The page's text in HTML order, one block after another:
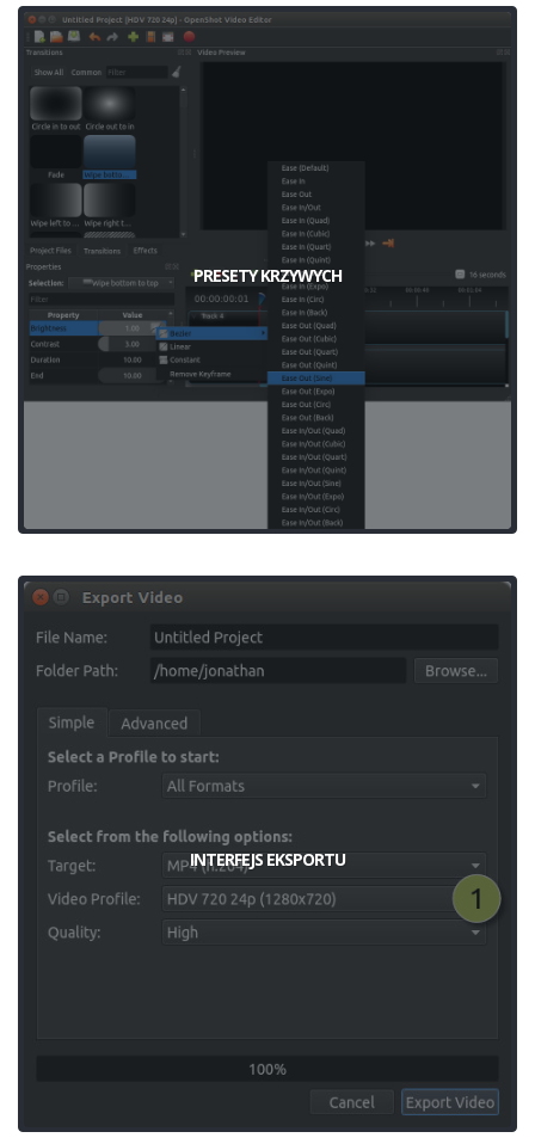
PRESETY KRZYWYCH
INTERFEJS EKSPORTU